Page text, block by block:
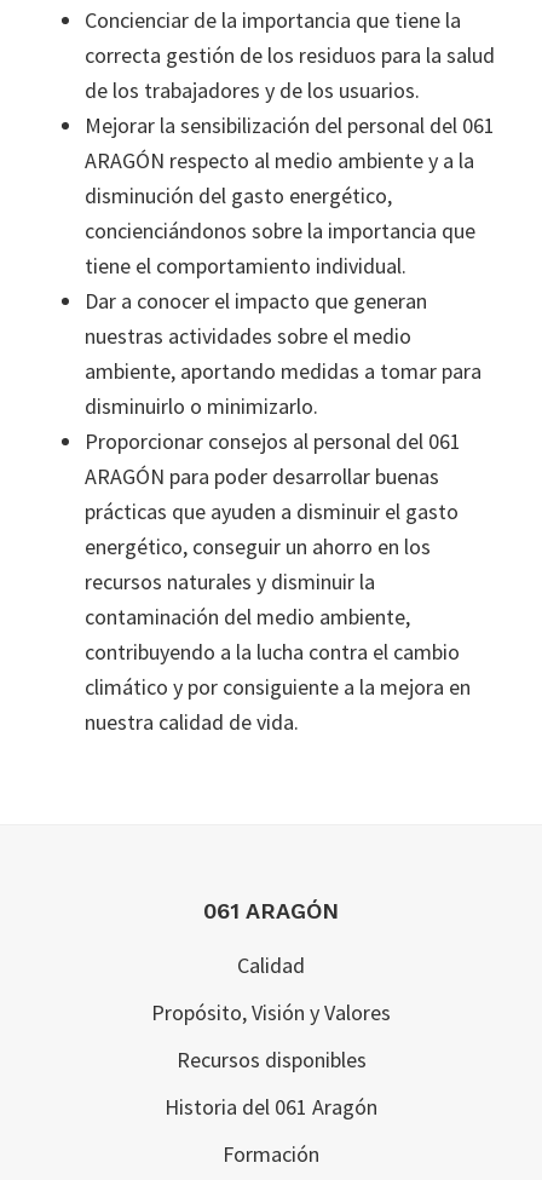
Concienciar de la importancia que tiene la
correcta gestión de los residuos para la salud
de los trabajadores y de los usuarios.
Mejorar la sensibilización del personal del 061
ARAGÓN respecto al medio ambiente y a la
disminución del gasto energético,
concienciándonos sobre la importancia que
tiene el comportamiento individual.
Dar a conocer el impacto que generan
nuestras actividades sobre el medio
ambiente, aportando medidas a tomar para
disminuirlo o minimizarlo.
Proporcionar consejos al personal del 061
ARAGÓN para poder desarrollar buenas
prácticas que ayuden a disminuir el gasto
energético, conseguir un ahorro en los
recursos naturales y disminuir la
contaminación del medio ambiente,
contribuyendo a la lucha contra el cambio
climático y por consiguiente a la mejora en
nuestra calidad de vida.
061 ARAGÓN
Calidad
Propósito, Visión y Valores
Recursos disponibles
Historia del 061 Aragón
Formación